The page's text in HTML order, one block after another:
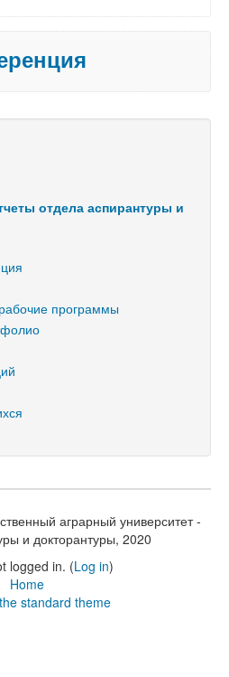
отдела аспирантуры и
программы
аграрный университет -
и докторантуры, 2020
logged in. (Log in)
Home
standard theme